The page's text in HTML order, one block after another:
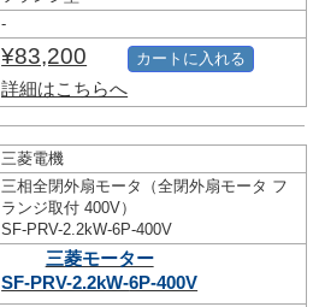
-
¥83,200
詳細はこちらへ
カートに入れる
三菱電機
三相全閉外扇モータ（全閉外扇モータ フ
ランジ取付 400V）
SF-PRV-2.2kW-6P-400V
三菱モーター
SF-PRV-2.2kW-6P-400V